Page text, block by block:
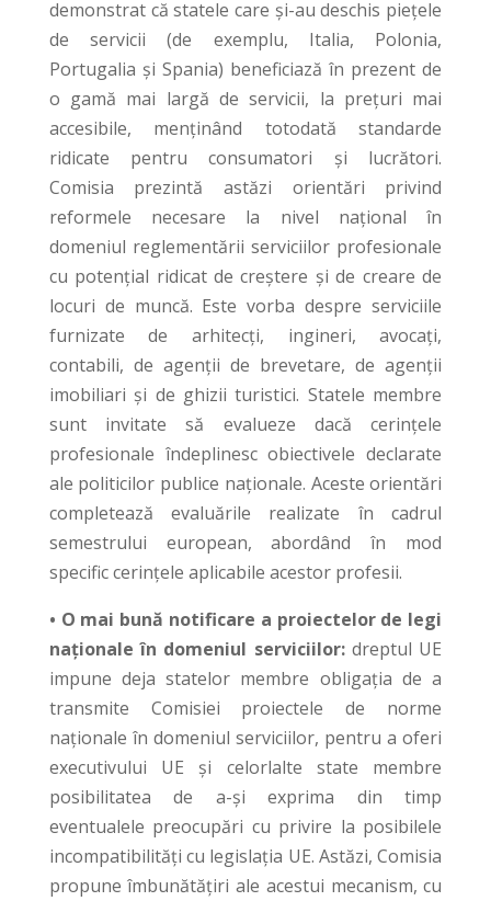
demonstrat că statele care și-au deschis piețele
de servicii (de exemplu, Italia, Polonia,
Portugalia și Spania) beneficiază în prezent de
o gamă mai largă de servicii, la prețuri mai
accesibile, menținând totodată standarde
ridicate pentru consumatori și lucrători.
Comisia prezintă astăzi orientări privind
reformele necesare la nivel național în
domeniul reglementării serviciilor profesionale
cu potențial ridicat de creștere și de creare de
locuri de muncă. Este vorba despre serviciile
furnizate de arhitecți, ingineri, avocați,
contabili, de agenții de brevetare, de agenții
imobiliari și de ghizii turistici. Statele membre
sunt invitate să evalueze dacă cerințele
profesionale îndeplinesc obiectivele declarate
ale politicilor publice naționale. Aceste orientări
completează evaluările realizate în cadrul
semestrului european, abordând în mod
specific cerințele aplicabile acestor profesii.
• O mai bună notificare a proiectelor de legi
naționale în domeniul serviciilor:dreptul UE
impune deja statelor membre obligația de a
transmite Comisiei proiectele de norme
naționale în domeniul serviciilor, pentru a oferi
executivului UE și celorlalte state membre
posibilitatea de a-și exprima din timp
eventualele preocupări cu privire la posibilele
incompatibilități cu legislația UE. Astăzi, Comisia
propune îmbunătățiri ale acestui mecanism, cu